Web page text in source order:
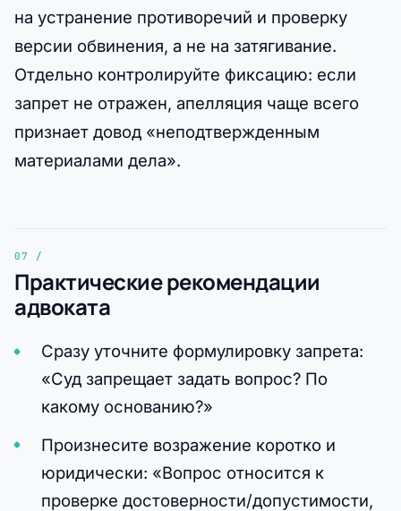
на устранение противоречий и проверку
версии обвинения, а не на затягивание.
Отдельно контролируйте фиксацию: если
запрет не отражен, апелляция чаще всего
признает довод «неподтвержденным
материалами дела».
Практические рекомендации
адвоката
Сразу уточните формулировку запрета:
«Суд запрещает задать вопрос? По
какому основанию?»
Произнесите возражение коротко и
юридически: «Вопрос относится к
проверке достоверности/допустимости,